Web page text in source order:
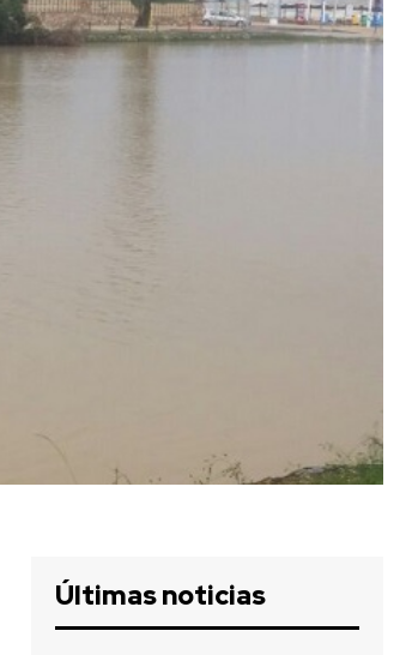
Últimas noticias